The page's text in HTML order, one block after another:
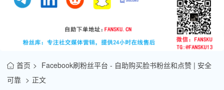
首页
Facebook刷粉丝平台 - 自助购买脸书粉丝和点赞 | 安全
可靠
正文